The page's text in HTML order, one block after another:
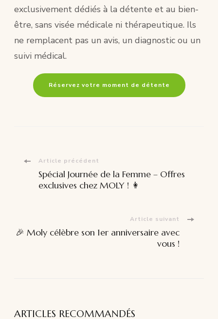
exclusivement dédiés à la détente et au bien-
être, sans visée médicale ni thérapeutique. Ils
ne remplacent pas un avis, un diagnostic ou un
suivi médical.
Réservez votre moment de détente
Navigation
d'article
Article précédent
Spécial Journée de la Femme – Offres
exclusives chez MOLY ! 👩
Article suivant
🎉 Moly célèbre son 1er anniversaire avec
vous !
ARTICLES RECOMMANDÉS